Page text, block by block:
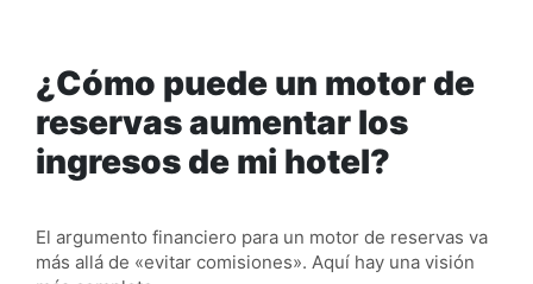
¿Cómo puede un motor de
reservas aumentar los
ingresos de mi hotel?
El argumento financiero para un motor de reservas va
más allá de «evitar comisiones». Aquí hay una visión